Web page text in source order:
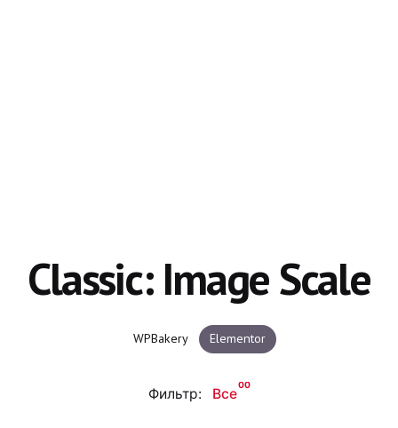
Classic: Image Scale
WPBakery Elementor
Фильтр: Все
00